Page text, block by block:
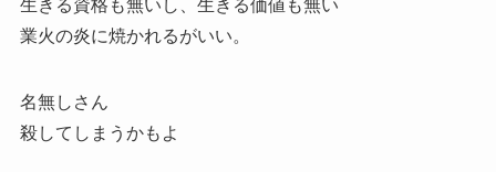
生きる資格も無いし、生きる価値も無い
業火の炎に焼かれるがいい。
名無しさん
殺してしまうかもよ